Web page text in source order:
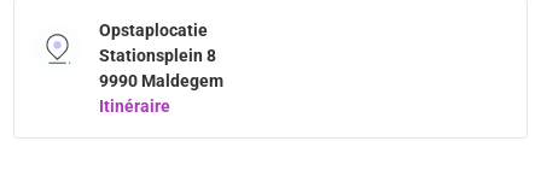
Opstaplocatie
Stationsplein 8
9990 Maldegem
Itinéraire